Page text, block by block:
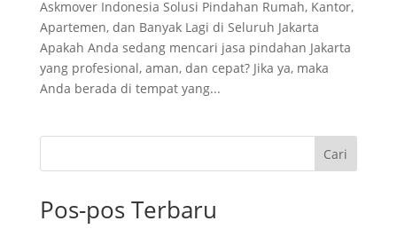
Askmover Indonesia Solusi Pindahan Rumah, Kantor,
Apartemen, dan Banyak Lagi di Seluruh Jakarta
Apakah Anda sedang mencari jasa pindahan Jakarta
yang profesional, aman, dan cepat? Jika ya, maka
Anda berada di tempat yang...
Cari
Pos-pos Terbaru